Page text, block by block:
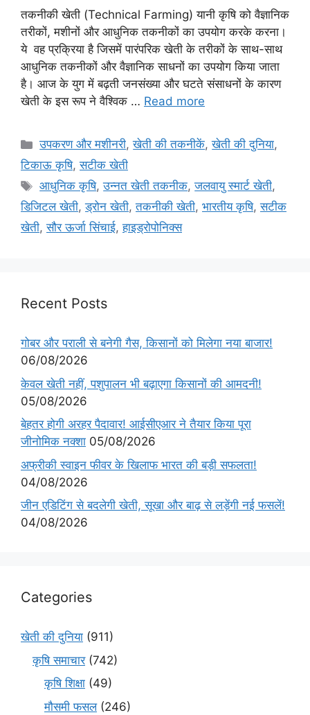
तकनीकी खेती (Technical Farming) यानी कृषि को वैज्ञानिक
तरीकों, मशीनों और आधुनिक तकनीकों का उपयोग करके करना।
ये वह प्रक्रिया है जिसमें पारंपरिक खेती के तरीकों के साथ-साथ
आधुनिक तकनीकों और वैज्ञानिक साधनों का उपयोग किया जाता
है। आज के युग में बढ़ती जनसंख्या और घटते संसाधनों के कारण
खेती के इस रूप ने वैश्विक … Read more
उपकरण और मशीनरी,खेती की तकनीकें,खेती की दुनिया,
टिकाऊ कृषि,सटीक खेती
आधुनिक कृषि,उन्नत खेती तकनीक,जलवायु स्मार्ट खेती,
डिजिटल खेती,ड्रोन खेती,तकनीकी खेती, भारतीय कृषि,सटीक
खेती,सौर ऊर्जा सिंचाई,हाइड्रोपोनिक्स
Recent Posts
गोबर और पराली से बनेगी गैस, किसानों को मिलेगा नया बाजार!
06/08/2026
केवल खेती नहीं, पशुपालन भी बढ़ाएगा किसानों की आमदनी!
05/08/2026
बेहतर होगी अरहर पैदावार! आईसीएआर ने तैयार किया पूरा
जीनोमिक नक्शा 05/08/2026
अफ्रीकी स्वाइन फीवर के खिलाफ भारत की बड़ी सफलता!
04/08/2026
जीन एडिटिंग से बदलेगी खेती, सूखा और बाढ़ से लड़ेंगी नई फसलें!
04/08/2026
Categories
खेती की दुनिया (911)
कृषि समाचार(742)
कृषि शिक्षा (49)
मौसमी फसल(246)